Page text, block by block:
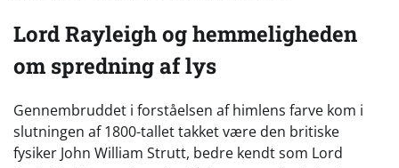
Lord Rayleigh og hemmeligheden
om spredning af lys
Gennembruddet i forståelsen af himlens farve kom i
slutningen af 1800-tallet takket være den britiske
fysiker John William Strutt, bedre kendt som Lord